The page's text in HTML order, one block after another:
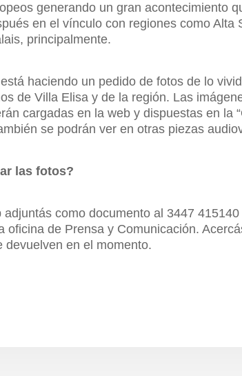
generando un gran acontecimiento
en el vínculo con regiones como Alta
principalmente.
haciendo un pedido de fotos de lo
de Villa Elisa y de la región. Las
cargadas en la web y dispuestas en la
se podrán ver en otras piezas
las fotos?
adjuntás como documento al 3447
oficina de Prensa y Comunicación.
devuelven en el momento.